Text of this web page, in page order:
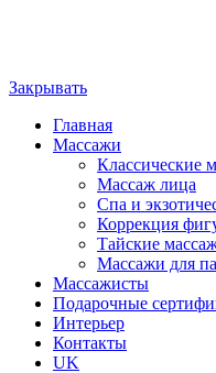
Закрывать
Главная
Массажи
Классические
Массаж лица
Спа и
Коррекция
Тайские
Массажи для
Массажисты
Подарочные
Интерьер
Контакты
UK